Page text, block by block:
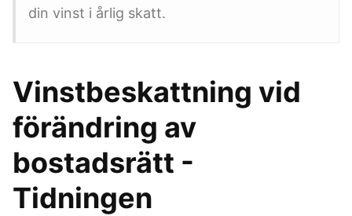
din vinst i årlig skatt.
Vinstbeskattning vid
förändring av
bostadsrätt -
Tidningen